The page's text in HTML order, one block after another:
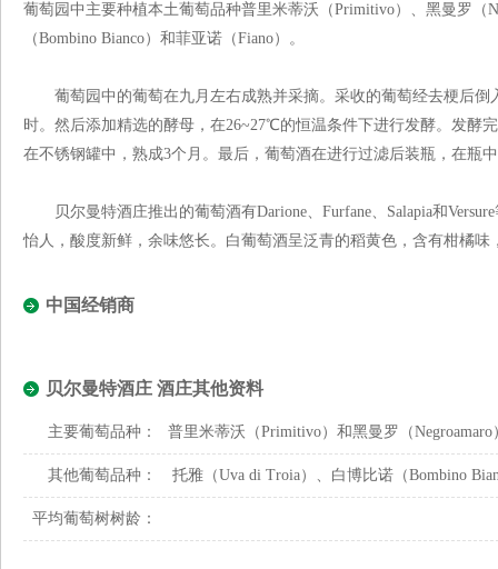
葡萄园中主要种植本土葡萄品种普里米蒂沃（Primitivo）、黑曼罗（
（Bombino Bianco）和菲亚诺（Fiano）。
葡萄园中的葡萄在九月左右成熟并采摘。采收的葡萄经去梗后倒
时。然后添加精选的酵母，在26~27℃的恒温条件下进行发酵。发酵
在不锈钢罐中，熟成3个月。最后，葡萄酒在进行过滤后装瓶，在瓶
贝尔曼特酒庄推出的葡萄酒有Darione、Furfane、Salapia和
怡人，酸度新鲜，余味悠长。白葡萄酒呈泛青的稻黄色，含有柑橘味
中国经销商
贝尔曼特酒庄 酒庄其他资料
主要葡萄品种： 普里米蒂沃（Primitivo）和黑曼罗（Negroamaro
其他葡萄品种： 托雅（Uva di Troia）、白博比诺（Bombino
平均葡萄树树龄：